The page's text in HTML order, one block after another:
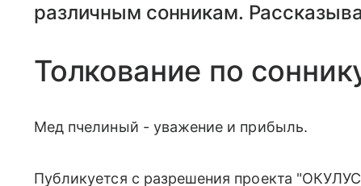
различным сонникам.
Толкование по
Мед пчелиный - уважение и прибыль.
Публикуется с разрешения проекта